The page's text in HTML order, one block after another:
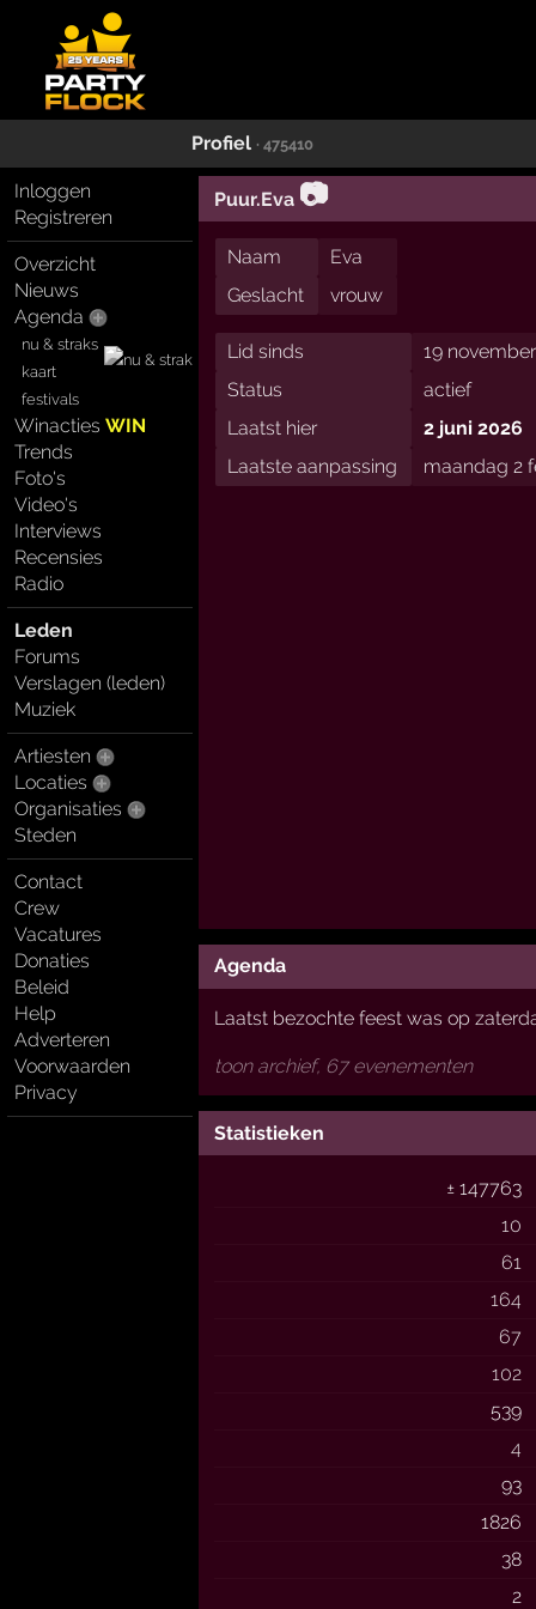
Profiel · 475410
Inloggen
Registreren
Overzicht
Nieuws
Agenda
nu & straks
kaart
festivals
WinactiesWIN
Trends
Foto's
Video's
Interviews
Recensies
Radio
Leden
Forums
Verslagen (leden)
Muziek
Artiesten
Locaties
Organisaties
Steden
Contact
Crew
Vacatures
Donaties
Beleid
Help
Adverteren
Voorwaarden
Privacy
Puur.Eva 📷
Naam
Eva
Geslacht
vrouw
Lid sinds
19
Status
actief
Laatst hier
2 juni 2026
Laatste aanpassing
maandag 2
Agenda
Laatst bezochte feest was op
toon archief, 67 evenementen
Statistieken
± 147763
10
61
164
67
102
539
4
93
1826
38
2